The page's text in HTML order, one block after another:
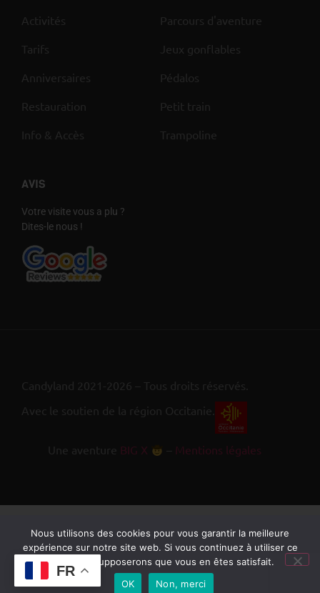
Activités
Tarifs
Anniversaires
Restauration
Info & Accès
Parcours d'aventure
Jeux gonflables
Pédalos
Petit train
Trampoline
AVIS
Votre visite vous a plu ?
Dites-le nous !
Candyland 2021-2026 – Tous droits réservés.
Avec le soutien de la région Occitanie.
Une aventure BIG X – Mentions légales
FR
Nous utilisons des cookies pour vous garantir la meilleure
expérience sur notre site web. Si vous continuez à utiliser ce
site, nous supposerons que vous en êtes satisfait.
OK
Non, merci